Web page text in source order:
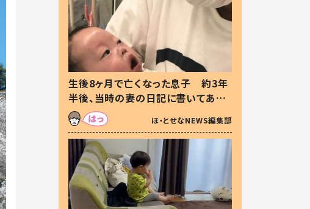
生後8ヶ月で亡くなった息子 約3年
半後、当時の妻の日記に書いてあっ
た本音とは
ほ・とせなNEWS編集部